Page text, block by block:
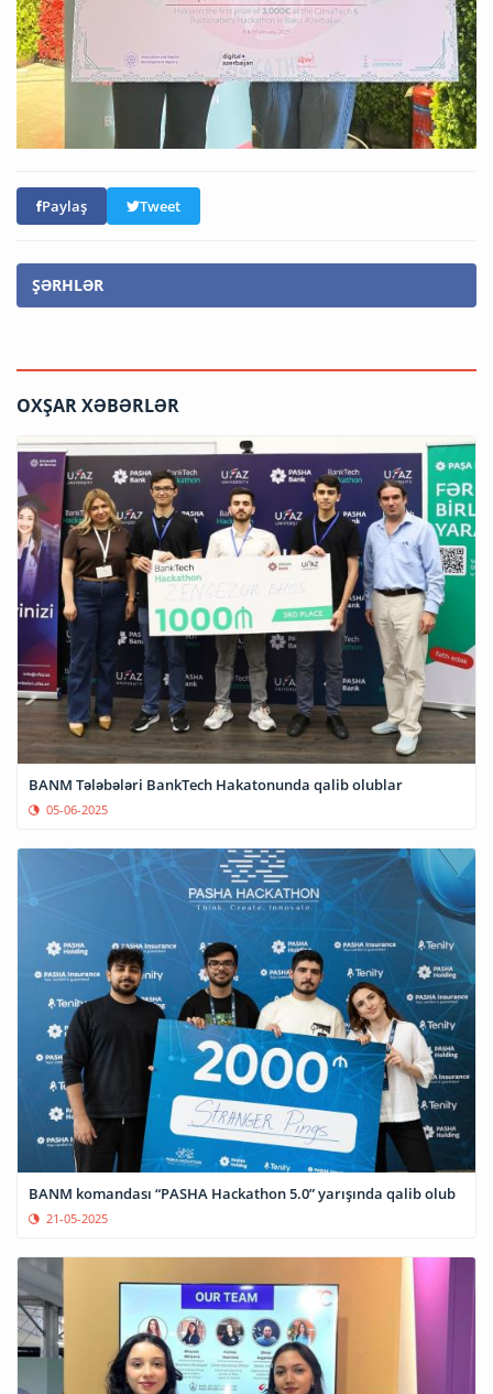
Paylaş Tweet
ŞƏRHLƏR
OXŞAR XƏBƏRLƏR
BANM Tələbələri BankTech Hakatonunda qalib olublar
05-06-2025
BANM komandası “PASHA Hackathon 5.0” yarışında qalib olub
21-05-2025